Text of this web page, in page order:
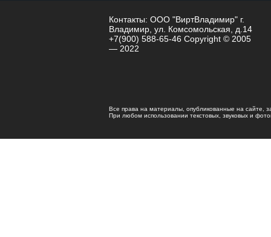
Контакты: ООО "ВиртВладимир" г.
Владимир, ул. Комсомольская, д.14
+7(900) 588-65-46 Copyright © 2005
— 2022
Все права на материалы, опубликованные на сайте,
При любом использовании текстовых, звуковых и